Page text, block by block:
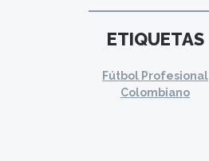
ETIQUETAS
Fútbol Profesional
Colombiano